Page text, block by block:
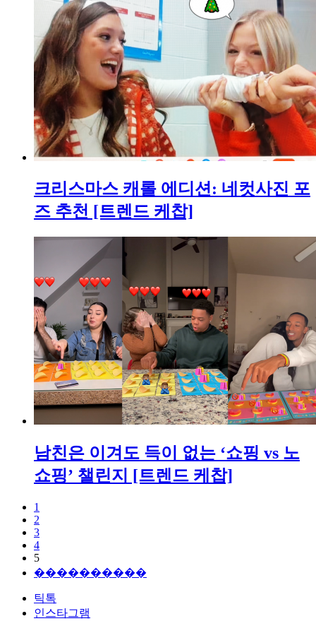
크리스마스 캐롤 에디션: 네컷사진 포
즈 추천 [트렌드 케찹]
남친은 이겨도 득이 없는 ‘쇼핑 vs 노
쇼핑’ 챌린지 [트렌드 케찹]
1
2
3
4
5
����������
틱톡
인스타그램